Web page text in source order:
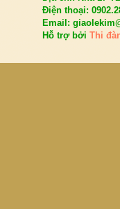
Điện thoại:
Email:
Hỗ trợ bởiThi